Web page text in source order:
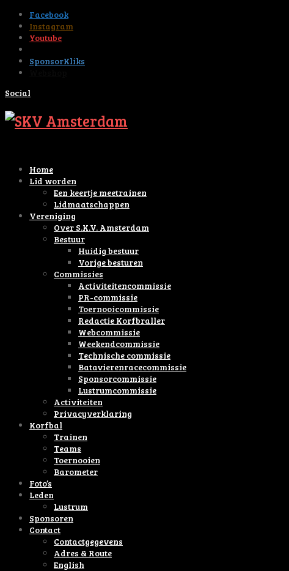
Facebook
Instagram
Youtube
SponsorKliks
Social
Home
Lid worden
Een keertje meetrainen
Lidmaatschappen
Vereniging
Over S.K.V. Amsterdam
Bestuur
Huidig bestuur
Vorige besturen
Commissies
Activiteitencommissie
PR-commissie
Toernooicommissie
Redactie Korfbraller
Webcommissie
Weekendcommissie
Technische commissie
Batavierenracecommissie
Sponsorcommissie
Lustrumcommissie
Activiteiten
Privacyverklaring
Korfbal
Trainen
Teams
Toernooien
Barometer
Foto’s
Leden
Lustrum
Sponsoren
Contact
Contactgegevens
Adres & Route
English